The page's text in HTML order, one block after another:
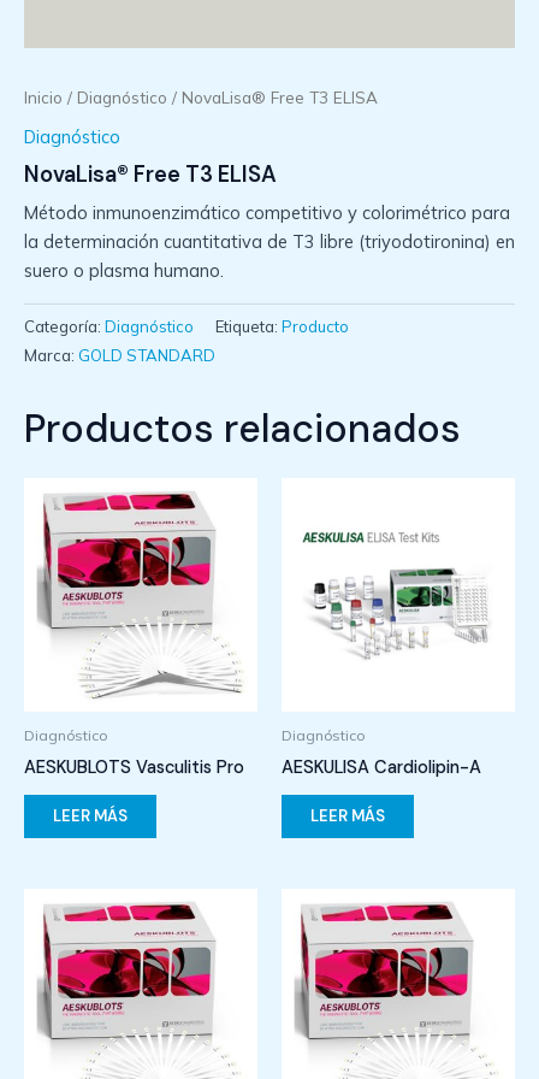
Inicio / Diagnóstico / NovaLisa® Free T3 ELISA
Diagnóstico
NovaLisa® Free T3 ELISA
Método inmunoenzimático competitivo y colorimétrico para
la determinación cuantitativa de T3 libre (triyodotironina) en
suero o plasma humano.
Categoría: Diagnóstico Etiqueta: Producto
Marca: GOLD STANDARD
Productos relacionados
Diagnóstico
AESKUBLOTS Vasculitis Pro
LEER MÁS
Diagnóstico
AESKULISA Cardiolipin-A
LEER MÁS